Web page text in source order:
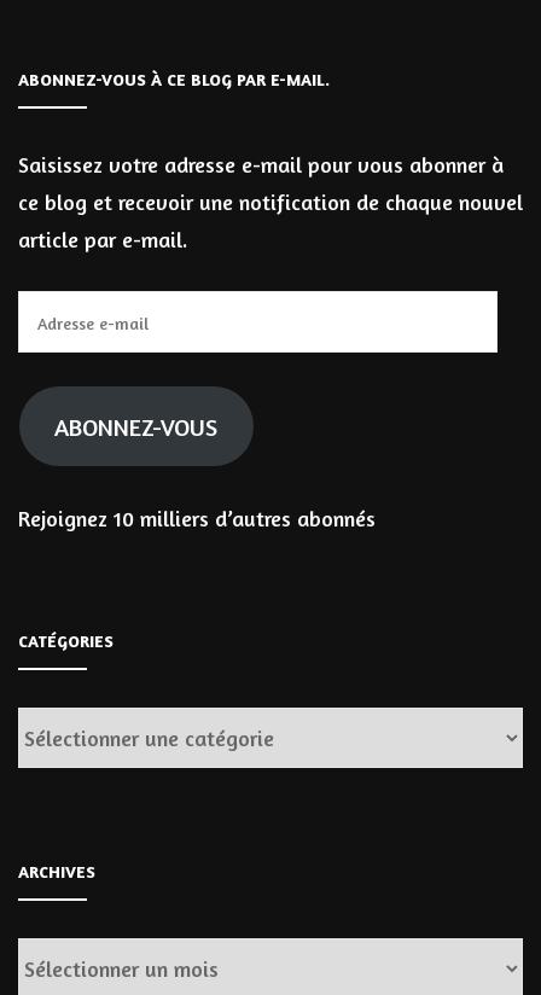
ABONNEZ-VOUS À CE BLOG PAR E-MAIL.
Saisissez votre adresse e-mail pour vous abonner à
ce blog et recevoir une notification de chaque nouvel
article par e-mail.
e-
mail
ABONNEZ-VOUS
Rejoignez 10 milliers d’autres abonnés
CATÉGORIES
Catégories
ARCHIVES
Archives